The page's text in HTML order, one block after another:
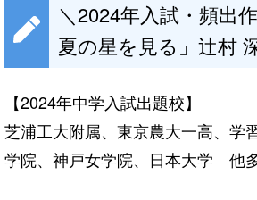
＼2024年入試・頻出
夏の星を見る」辻村
【2024年中学入試出題校】
芝浦工大附属、東京農大一高、学
学院、神戸女学院、日本大学 他